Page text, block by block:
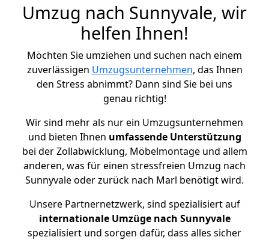
Umzug nach Sunnyvale, wir
helfen Ihnen!
Möchten Sie umziehen und suchen nach einem
zuverlässigen Umzugsunternehmen, das Ihnen
den Stress abnimmt? Dann sind Sie bei uns
genau richtig!
Wir sind mehr als nur ein Umzugsunternehmen
und bieten Ihnen umfassende Unterstützung
bei der Zollabwicklung, Möbelmontage und allem
anderen, was für einen stressfreien Umzug nach
Sunnyvale oder zurück nach Marl benötigt wird.
Unsere Partnernetzwerk, sind spezialisiert auf
internationale Umzüge nach Sunnyvale
spezialisiert und sorgen dafür, dass alles sicher